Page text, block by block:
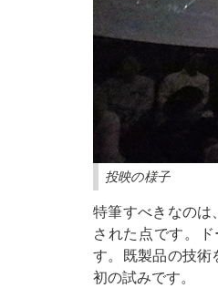
投映の様子
特筆すべきなのは
された点です。
す。既製品の技
初の試みです。